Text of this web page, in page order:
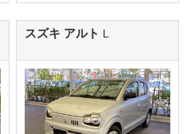
スズキ アルト L